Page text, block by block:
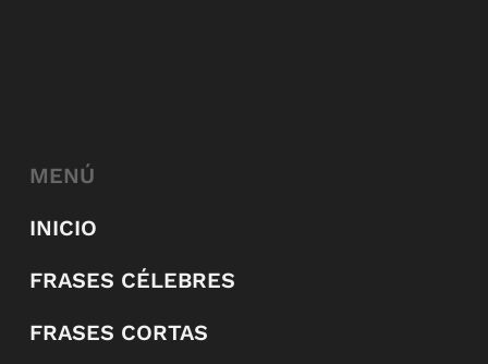
MENÚ
INICIO
FRASES CÉLEBRES
FRASES CORTAS